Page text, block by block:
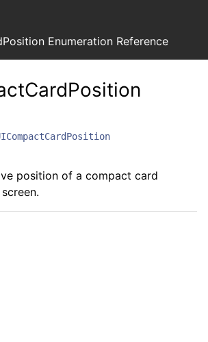
Enumeration Reference
position of a compact card